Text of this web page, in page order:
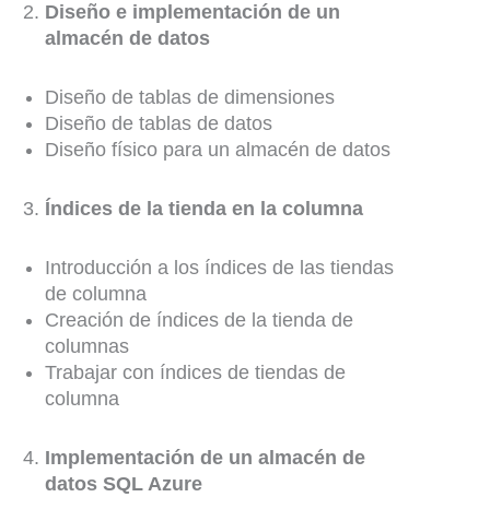
Diseño e implementación de un
almacén de datos
Diseño de tablas de dimensiones
Diseño de tablas de datos
Diseño físico para un almacén de datos
Índices de la tienda en la columna
Introducción a los índices de las tiendas
de columna
Creación de índices de la tienda de
columnas
Trabajar con índices de tiendas de
columna
Implementación de un almacén de
datos SQL Azure